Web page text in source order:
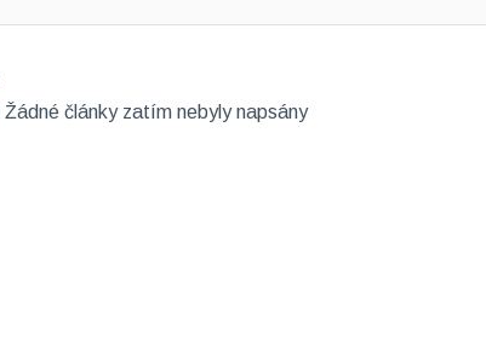
Žádné články zatím nebyly napsány